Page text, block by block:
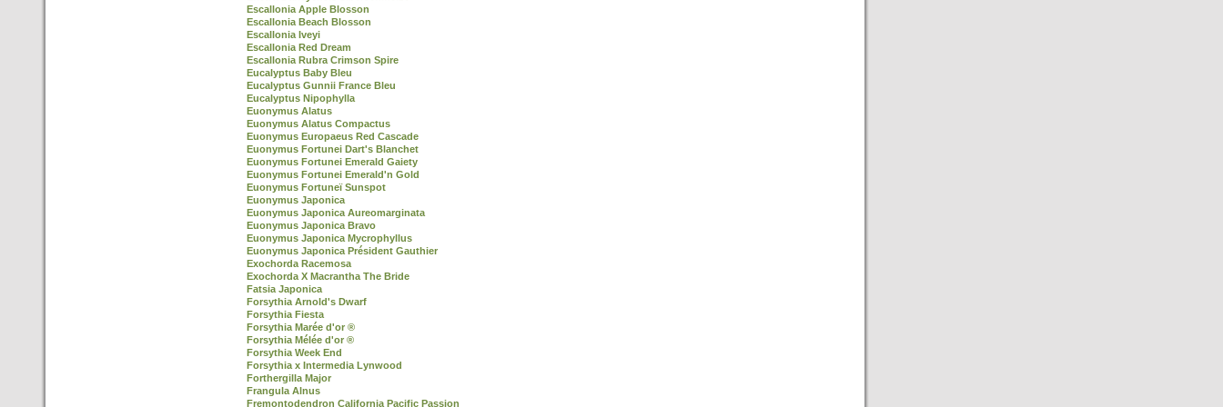
Escallonia Apple Blosson
Escallonia Beach Blosson
Escallonia Iveyi
Escallonia Red Dream
Escallonia Rubra Crimson Spire
Eucalyptus Baby Bleu
Eucalyptus Gunnii France Bleu
Eucalyptus Nipophylla
Euonymus Alatus
Euonymus Alatus Compactus
Euonymus Europaeus Red Cascade
Euonymus Fortunei Dart's Blanchet
Euonymus Fortunei Emerald Gaiety
Euonymus Fortunei Emerald'n Gold
Euonymus Fortuneï Sunspot
Euonymus Japonica
Euonymus Japonica Aureomarginata
Euonymus Japonica Bravo
Euonymus Japonica Mycrophyllus
Euonymus Japonica Président Gauthier
Exochorda Racemosa
Exochorda X Macrantha The Bride
Fatsia Japonica
Forsythia Arnold's Dwarf
Forsythia Fiesta
Forsythia Marée d'or ®
Forsythia Mélée d'or ®
Forsythia Week End
Forsythia x Intermedia Lynwood
Forthergilla Major
Frangula Alnus
Fremontodendron California Pacific Passion